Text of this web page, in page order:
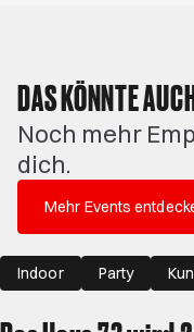
DAS KÖNNTE
Noch mehr
dich.
Mehr Events
Indoor Party